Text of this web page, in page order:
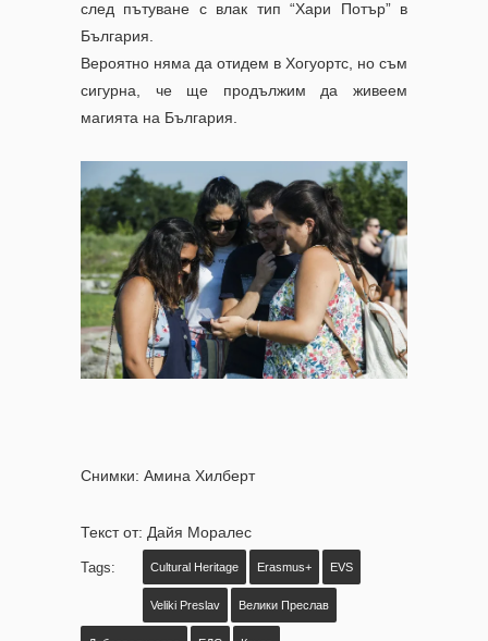
след пътуване с влак тип “Хари Потър” в
България.
Вероятно няма да отидем в Хогуортс, но съм
сигурна, че ще продължим да живеем
магията на България.
Снимки: Амина Хилберт
Текст от: Дайя Моралес
Tags: Cultural Heritage Erasmus+ EVS
Veliki Preslav Велики Преслав